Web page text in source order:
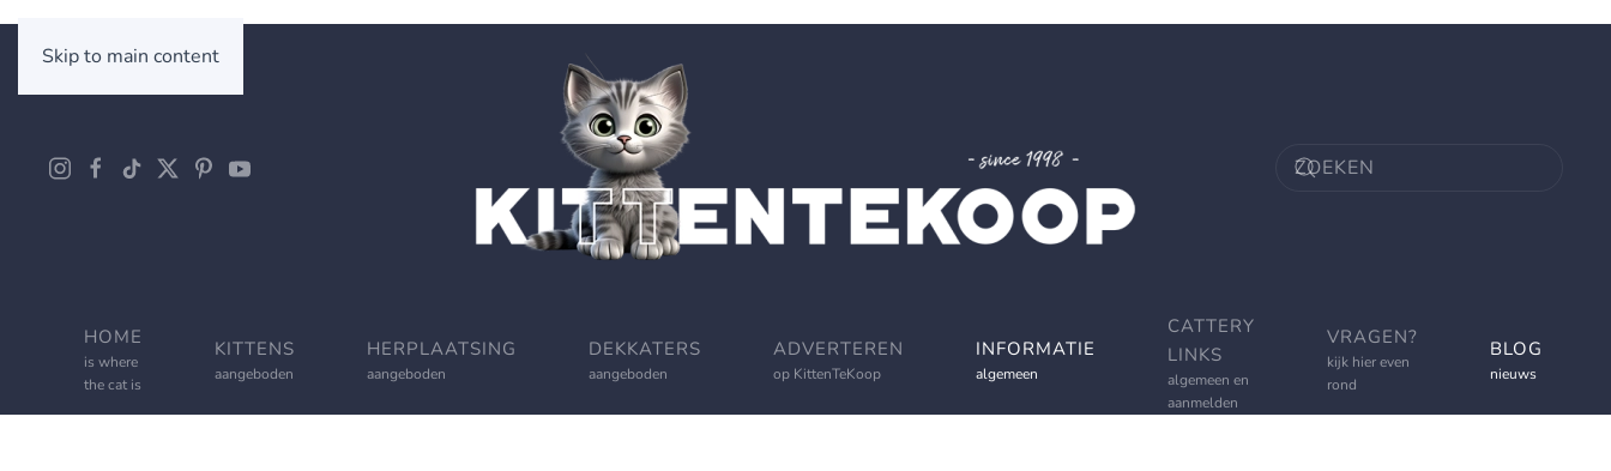
Skip to main content
HOME
is where
the cat is
KITTENS
aangeboden
HERPLAATSING
aangeboden
DEKKATERS
aangeboden
ADVERTEREN
op KittenTeKoop
INFORMATIE
algemeen
CATTERY
LINKS
algemeen en
aanmelden
VRAGEN?
kijk hier even
rond
BLOG
nieuws